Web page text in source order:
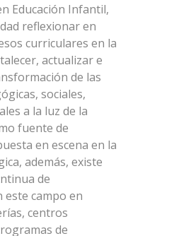
Educación Infantil,
reflexionar en
curriculares en la
actualizar e
de las
sociales,
a la luz de la
fuente de
en escena en la
además, existe
de
campo en
centros
de